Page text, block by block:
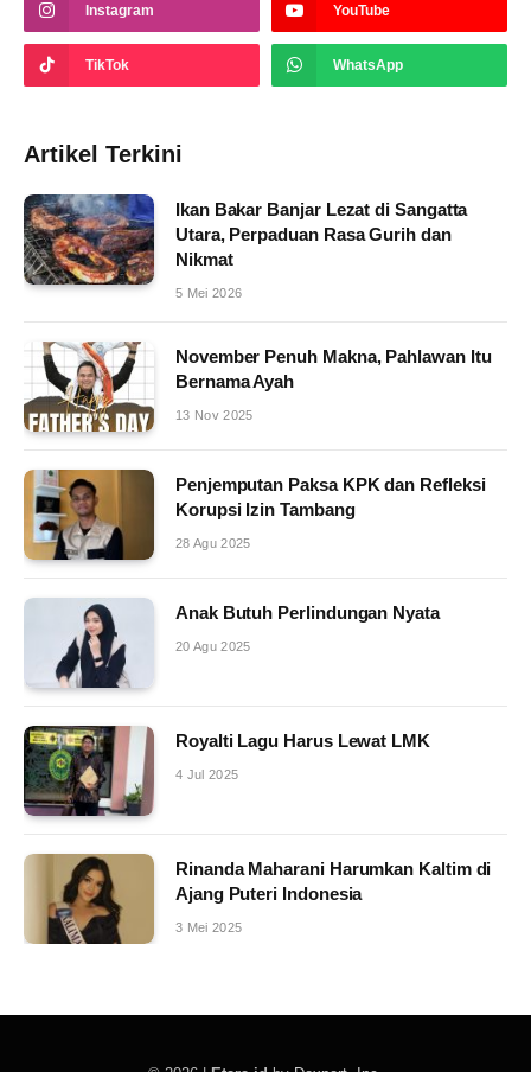
Instagram YouTube
TikTok WhatsApp
Artikel Terkini
Ikan Bakar Banjar Lezat di Sangatta
Utara, Perpaduan Rasa Gurih dan
Nikmat
5 Mei 2026
November Penuh Makna, Pahlawan Itu
Bernama Ayah
13 Nov 2025
Penjemputan Paksa KPK dan Refleksi
Korupsi Izin Tambang
28 Agu 2025
Anak Butuh Perlindungan Nyata
20 Agu 2025
Royalti Lagu Harus Lewat LMK
4 Jul 2025
Rinanda Maharani Harumkan Kaltim di
Ajang Puteri Indonesia
3 Mei 2025